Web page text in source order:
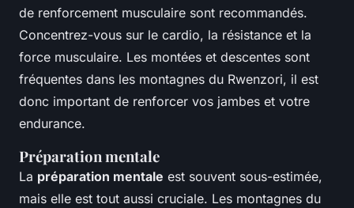
de renforcement musculaire sont recommandés.
Concentrez-vous sur le cardio, la résistance et la
force musculaire. Les montées et descentes sont
fréquentes dans les montagnes du Rwenzori, il est
donc important de renforcer vos jambes et votre
endurance.
Préparation mentale
La préparation mentale est souvent sous-estimée,
mais elle est tout aussi cruciale. Les montagnes du